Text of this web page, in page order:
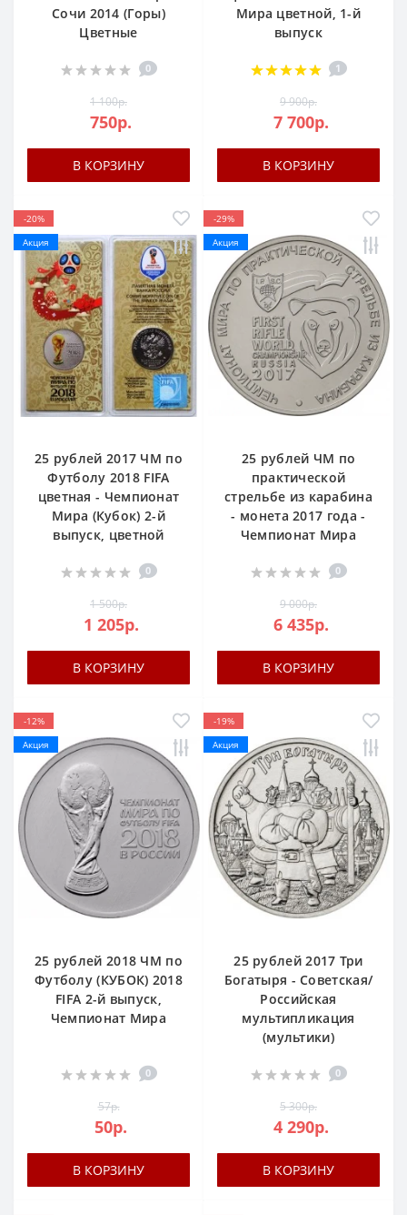
Сочи 2014 (Горы)
Цветные
0
1 100р.
750р.
В КОРЗИНУ
Мира цветной, 1-й
выпуск
1
9 900р.
7 700р.
В КОРЗИНУ
-20%
Акция
25 рублей 2017 ЧМ по
Футболу 2018 FIFA
цветная - Чемпионат
Мира (Кубок) 2-й
выпуск, цветной
0
1 500р.
1 205р.
В КОРЗИНУ
-29%
Акция
25 рублей ЧМ по
практической
стрельбе из карабина
- монета 2017 года -
Чемпионат Мира
0
9 000р.
6 435р.
В КОРЗИНУ
-12%
Акция
25 рублей 2018 ЧМ по
Футболу (КУБОК) 2018
FIFA 2-й выпуск,
Чемпионат Мира
0
57р.
50р.
В КОРЗИНУ
-19%
Акция
25 рублей 2017 Три
Богатыря - Советская/
Российская
мультипликация
(мультики)
0
5 300р.
4 290р.
В КОРЗИНУ